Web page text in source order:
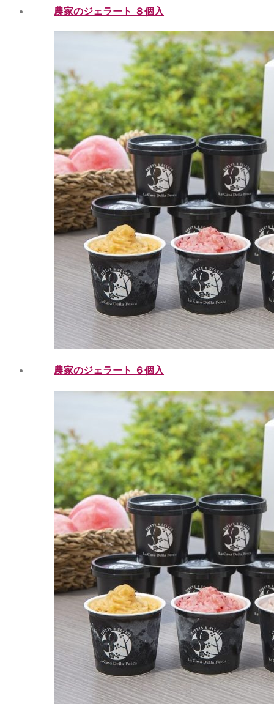
農家のジェラート ８個入
農家のジェラート ６個入